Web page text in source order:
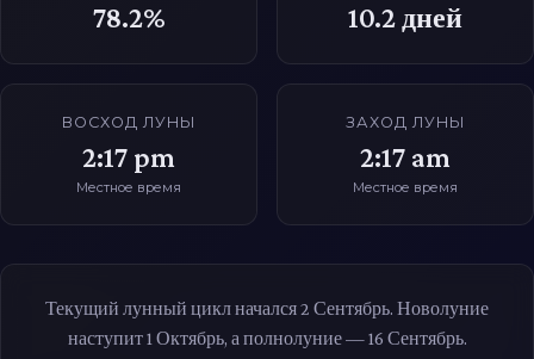
78.2% 10.2 дней
ВОСХОД ЛУНЫ
2:17 pm
Местное время
ЗАХОД ЛУНЫ
2:17 am
Местное время
Текущий лунный цикл начался 2 Сентябрь. Новолуние
наступит 1 Октябрь, а полнолуние — 16 Сентябрь.